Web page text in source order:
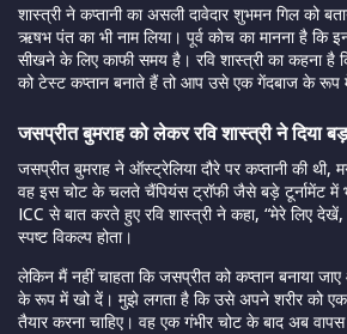
शास्त्री ने कप्तानी का असली दावेदार शुभमन गिल को
ऋषभ पंत का भी नाम लिया। पूर्व कोच का मानना है कि
सीखने के लिए काफी समय है। रवि शास्त्री का कहना है
को टेस्ट कप्तान बनाते हैं तो आप उसे एक गेंदबाज के रूप
जसप्रीत बुमराह को लेकर रवि शास्त्री ने दिया
जसप्रीत बुमराह ने ऑस्ट्रेलिया दौरे पर कप्तानी की थी,
वह इस चोट के चलते चैंपियंस ट्रॉफी जैसे बड़े टूर्नामेंट में
ICC से बात करते हुए रवि शास्त्री ने कहा, “मेरे लिए
स्पष्ट विकल्प होता।
लेकिन मैं नहीं चाहता कि जसप्रीत को कप्तान बनाया
के रूप में खो दें। मुझे लगता है कि उसे अपने शरीर को
तैयार करना चाहिए। वह एक गंभीर चोट के बाद अब